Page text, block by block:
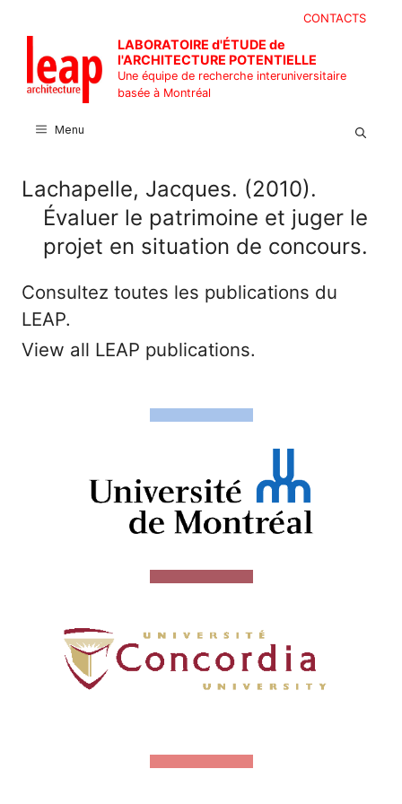
contenu
CONTACTS
LABORATOIRE d'ÉTUDE de
l'ARCHITECTURE POTENTIELLE
Une équipe de recherche interuniversitaire
basée à Montréal
Menu
Lachapelle, Jacques. (2010).
Évaluer le patrimoine et juger le
projet en situation de concours.
Consultez toutes les publications du
LEAP.
View all LEAP publications.